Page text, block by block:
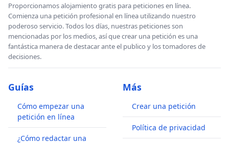
Proporcionamos alojamiento gratis para peticiones en línea.
Comienza una petición profesional en línea utilizando nuestro
poderoso servicio. Todos los días, nuestras peticiones son
mencionadas por los medios, así que crear una petición es una
fantástica manera de destacar ante el publico y los tomadores de
decisiones.
Guías
Cómo empezar una
petición en línea
¿Cómo redactar una
Más
Crear una petición
Política de privacidad